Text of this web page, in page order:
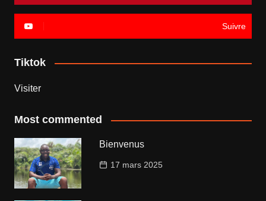
Suivre
Tiktok
Visiter
Most commented
Bienvenus
17 mars 2025